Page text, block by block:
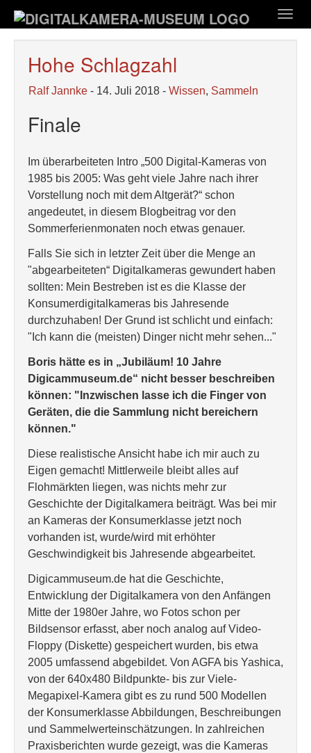
Hauptinhalt
springen
Hohe Schlagzahl
Ralf Jannke - 14. Juli 2018 - Wissen, Sammeln
Finale
Im überarbeiteten Intro „500 Digital-Kameras von
1985 bis 2005: Was geht viele Jahre nach ihrer
Vorstellung noch mit dem Altgerät?“ schon
angedeutet, in diesem Blogbeitrag vor den
Sommerferienmonaten noch etwas genauer.
Falls Sie sich in letzter Zeit über die Menge an
"abgearbeiteten“ Digitalkameras gewundert haben
sollten: Mein Bestreben ist es die Klasse der
Konsumerdigitalkameras bis Jahresende
durchzuhaben! Der Grund ist schlicht und einfach:
"Ich kann die (meisten) Dinger nicht mehr sehen..."
Boris hätte es in „Jubiläum! 10 Jahre
Digicammuseum.de“ nicht besser beschreiben
können: "Inzwischen lasse ich die Finger von
Geräten, die die Sammlung nicht bereichern
können."
Diese realistische Ansicht habe ich mir auch zu
Eigen gemacht! Mittlerweile bleibt alles auf
Flohmärkten liegen, was nichts mehr zur
Geschichte der Digitalkamera beiträgt. Was bei mir
an Kameras der Konsumerklasse jetzt noch
vorhanden ist, wurde/wird mit erhöhter
Geschwindigkeit bis Jahresende abgearbeitet.
Digicammuseum.de hat die Geschichte,
Entwicklung der Digitalkamera von den Anfängen
Mitte der 1980er Jahre, wo Fotos schon per
Bildsensor erfasst, aber noch analog auf Video-
Floppy (Diskette) gespeichert wurden, bis etwa
2005 umfassend abgebildet. Von AGFA bis Yashica,
von der 640x480 Bildpunkte- bis zur Viele-
Megapixel-Kamera gibt es zu rund 500 Modellen
der Konsumerklasse Abbildungen, Beschreibungen
und Sammelwerteinschätzungen. In zahlreichen
Praxisberichten wurde gezeigt, was die Kameras